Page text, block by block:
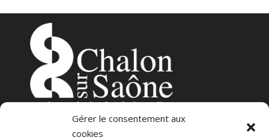
3place de l’Hôtel-de-Ville
71100 – Chalon-sur-Saône
Gérer le consentement aux
cookies